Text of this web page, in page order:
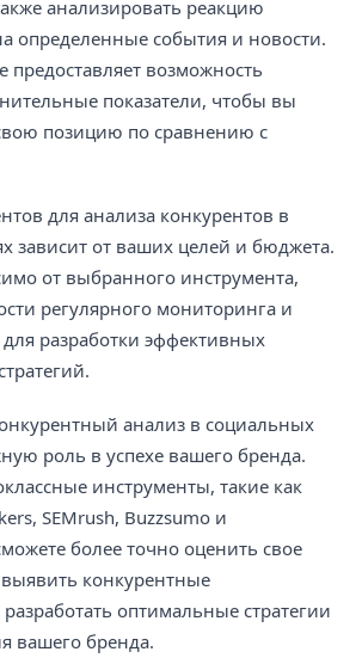
анализировать реакцию
определенные события и новости.
предоставляет возможность
показатели, чтобы вы
позицию по сравнению с
для анализа конкурентов в
зависит от ваших целей и бюджета.
от выбранного инструмента,
регулярного мониторинга и
разработки эффективных
анализ в социальных
роль в успехе вашего бренда.
инструменты, такие как
SEMrush, Buzzsumo и
более точно оценить свое
конкурентные
оптимальные стратегии
вашего бренда.